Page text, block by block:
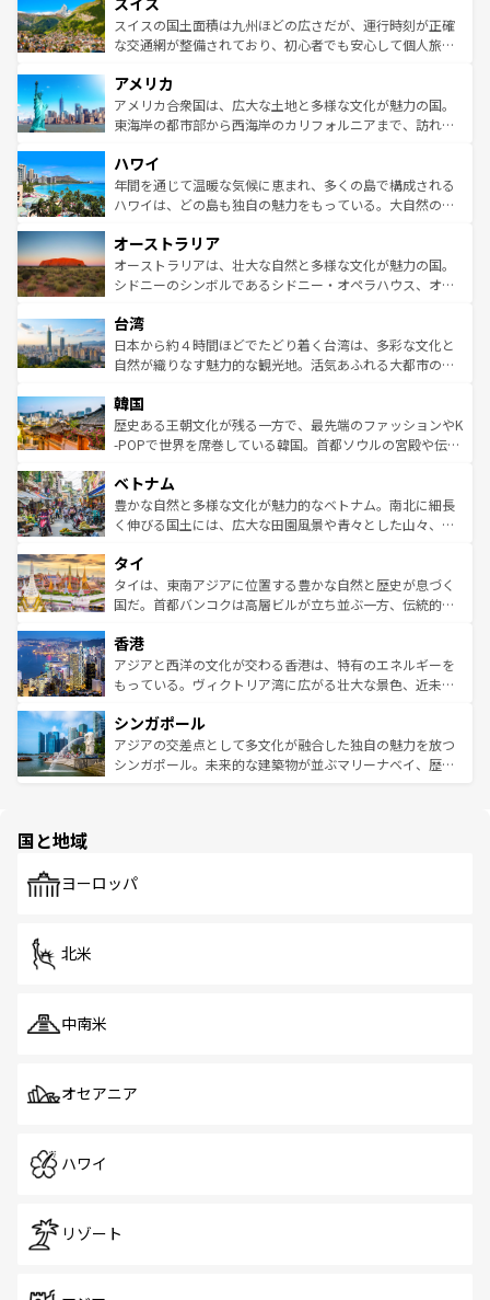
きるだろう。 なお、新着のフランス情報はコンテンツ一覧
を参照してほしい。
ドイツ情報はコンテンツ一覧を参照してほしい。
リアごとに異なる魅力がある。また、優雅なアフタヌーン
ティー、ビール好きにはたまらない英国パブ、サッカー観
戦など、本場だからこそできる体験も豊富。イギリスを旅
ンツ一覧を参照してほしい。
スイスの国土面積は九州ほどの広さだが、運行時刻が正確
な交通網が整備されており、初心者でも安心して個人旅行
の建物がそのまま残る町や、スイスならではのユニークな
博物館もあり、アルプス観光だけでなく町歩きも満喫する
ことができる。国民の所得が高いため物価も高いが、旅行
ば市内交通費無料で観光を楽しむこともできる。 なお、新
着のスイス情報はコンテンツ一覧 を参照してほしい。
アメリカ
アメリカ合衆国は、広大な土地と多様な文化が魅力の国。
東海岸の都市部から西海岸のカリフォルニアまで、訪れる
のような巨大都市は、観光、ショッピング、エンターテイ
ンメントが詰まった刺激的なスポットだ。一方、アメリカ
西部には大自然が広がり、グランドキャニオンやイエロー
部のニューオーリンズでは、音楽と美食が融合した独特の
文化が魅力。旅行者はアメリカの各地域で異なる魅力を楽
しみながら、その多様性と豊かな歴史を感じることができ
ならではの贅沢な旅のスタイルだ。 なお、新着のアメリカ
情報はコンテンツ一覧を参照してほしい。
ハワイ
年間を通じて温暖な気候に恵まれ、多くの島で構成される
ハワイは、どの島も独自の魅力をもっている。大自然の神
ワイ島は見逃せない。また、定番の観光地といえばオアフ
島だが、静かな自然を求めるならマウイ島やカウアイ島が
おすすめ。エメラルドグリーンに輝く海をはじめ、豊かな
れるおもてなしの心で訪れる人々を迎えてくれるハワイの
人々、おいしいローカルフードやハワイアンミュージッ
ク、伝統的なフラダンスなど、すべてがハワイの魅力を彩
ワイを、存分に味わってほしい。 なお、新着のハワイ情報
はコンテンツ一覧を参照してほしい。
オーストラリア
オーストラリアは、壮大な自然と多様な文化が魅力の国。
シドニーのシンボルであるシドニー・オペラハウス、オー
リアリーフや大陸中央部にそびえるウルル（エアーズロッ
ク）、タスマニアの美しい原生林やケアンズの熱帯雨林な
ど、見どころがたくさん。また、カフェやワイン、オージ
いる。アクティビティも充実しており、サーフィンやダイ
ビング、ハイキングなど、アウトドア好きにはたまらな
い。オーストラリアの多彩な魅力を存分に味わいつくそ
参照してほしい。
台湾
日本から約４時間ほどでたどり着く台湾は、多彩な文化と
自然が織りなす魅力的な観光地。活気あふれる大都市の台
ン）、静ひつな山岳地帯である台湾東部など、都市の喧騒
と山間の静けさが共存しており、訪れる人に新しい発見と
驚きをもたらしてくれる。また、奥深い台湾の食文化も魅
容にもいいと評判のスイーツなど、バラエティ豊かな料理
が味わえる。 なお、新着の台湾情報は コンテンツ一覧を参
照してほしい。
韓国
歴史ある王朝文化が残る一方で、最先端のファッションやK
-POPで世界を席巻している韓国。首都ソウルの宮殿や伝統
き、地方に足を延ばせば四季折々の自然美を楽しむことが
できる。そして、キムチや焼肉、絶品のストリートフード
まで、さまざまな韓国料理が待っている。夜には、韓国な
リティに包まれながら、韓国の多彩な魅力を心ゆくまで味
わってみてほしい。 なお、新着の韓国情報はコンテンツ一
覧を参照してほしい。
ベトナム
豊かな自然と多様な文化が魅力的なベトナム。南北に細長
く伸びる国土には、広大な田園風景や青々とした山々、世
急速な発展と共に伝統が息づく。ハノイの古い町並みやホ
ーチミン市のフランス統治時代の建物も、独特の雰囲気を
醸し出している。また、バラエティの豊かさとおいしさで
とつ。フォーやバインミー、ベトナムコーヒーなどは、ぜ
ひ現地で味わいたい。どの地域を訪れてもあたたかい人々
が旅行者を迎えてくれるので、きっと忘れられない旅にな
参照してほしい。
タイ
タイは、東南アジアに位置する豊かな自然と歴史が息づく
国だ。首都バンコクは高層ビルが立ち並ぶ一方、伝統的な
の活気が交差している。北部ではチェンマイなどの山岳地
帯で自然と触れ合い、南部ではプーケットやクラビの美し
いビーチでリゾート気分を楽しむことができる。タイ料理
激する。気候は一年中温暖で、どの季節にも異なる楽しみ
が待っている。親しみやすいタイの人々、仏教を中心とし
た文化、そして多様な観光資源が、訪れる旅人を魅了し続
香港
アジアと西洋の文化が交わる香港は、特有のエネルギーを
もっている。ヴィクトリア湾に広がる壮大な景色、近未来
み、どこを訪れても感動するはず。観光スポットが密集し
ており、効率よく見どころを回れるのも魅力。息をのむよ
うな絶景から文化的な体験まで、香港を存分に楽しみ尽く
シンガポール
アジアの交差点として多文化が融合した独自の魅力を放つ
シンガポール。未来的な建築物が並ぶマリーナベイ、歴史
で、ホーカーズは地元の風情を楽しめる外せないスポット
国と地域
ヨーロッパ
北米
中南米
オセアニア
ハワイ
リゾート